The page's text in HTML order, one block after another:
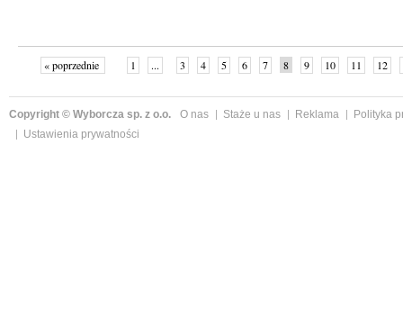
« poprzednie 1 ... 3 4 5 6 7 8 9 10 11 12
Copyright © Wyborcza sp. z o.o. O nas Staże u nas Reklama
Polityka
Ustawienia prywatności